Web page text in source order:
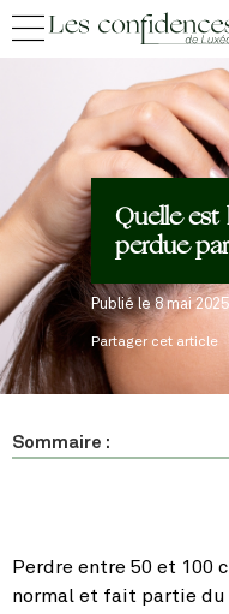
Quelle
perdue
Publié le8 mai 2025
Partager cet article
Sommaire :
Perdre entre 50 et 100
normal et fait partie du